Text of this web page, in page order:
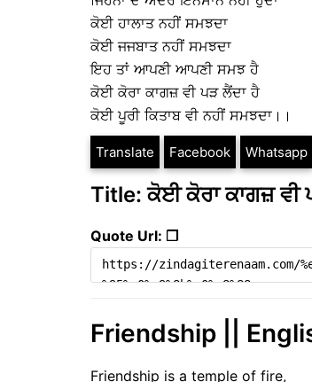
ਕੋਈ ਹਾਲਾਤ ਨਹੀਂ ਸਮਝਦਾ
ਕੋਈ ਜਜਬਾਤ ਨਹੀਂ ਸਮਝਦਾ
ਇਹ ਤਾਂ ਆਪਣੀ ਆਪਣੀ ਸਮਝ ਹੈ
ਕੋਈ ਕੋਰਾ ਕਾਗਜ਼ ਵੀ ਪੜ ਲੈਂਦਾ ਹੈ
ਕੋਈ ਪੂਰੀ ਕਿਤਾਬ ਵੀ ਨਹੀਂ ਸਮਝਦਾ।।
Translate Facebook Whatsapp
Title: ਕੋਈ ਕੋਰਾ ਕਾਗਜ਼ ਵੀ
Quote Url: ❐
Friendship ||
Friendship is a temple of fire,